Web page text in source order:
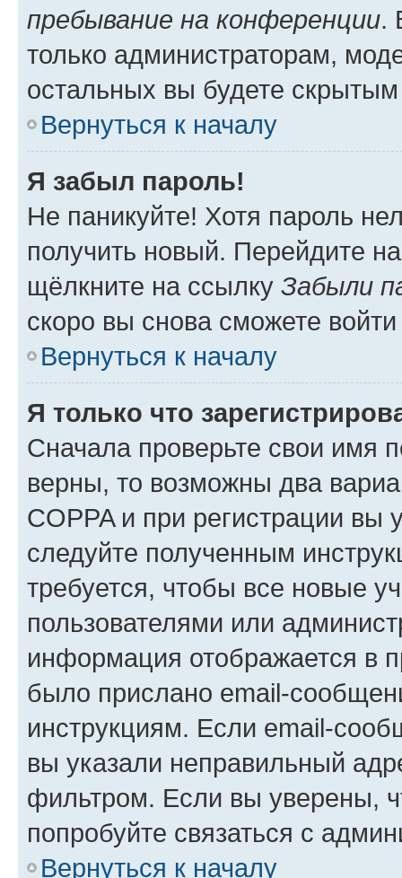
пребывание на конференции.
только администраторам,
остальных вы будете
Вернуться к началу
Я забыл пароль!
Не паникуйте! Хотя пароль
получить новый. Перейдите
щёлкните на ссылку Забыли
скоро вы снова сможете
Вернуться к началу
Я только что
Сначала проверьте свои имя
верны, то возможны два
COPPA и при регистрации вы
следуйте полученным
требуется, чтобы все новые
пользователями или
информация отображается в
было прислано email-
инструкциям. Если email-
вы указали неправильный
фильтром. Если вы уверены,
попробуйте связаться с
Вернуться к началу